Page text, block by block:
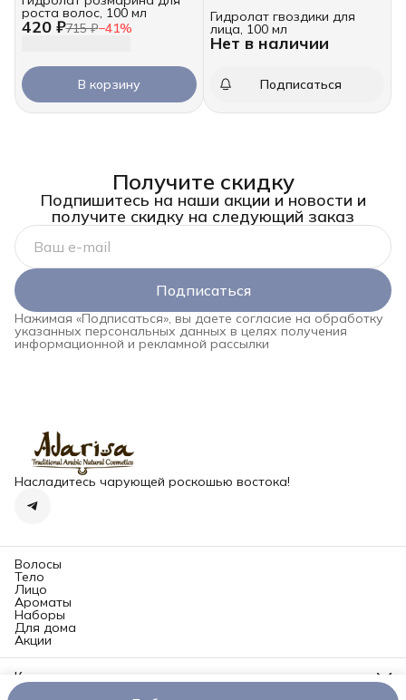
420 ₽715 ₽−41%
роста волос, 100 мл
В корзину
Нет в наличии
Гидролат гвоздики для
лица, 100 мл
Подписаться
Получите скидку
Подпишитесь на наши акции и новости и
получите скидку на следующий заказ
Подписаться
Нажимая «Подписаться», вы даете согласие на обработку
указанных персональных данных в целях получения
информационной и рекламной рассылки
Насладитесь чарующей роскошью востока!
Волосы
Тело
Лицо
Ароматы
Наборы
Для дома
Акции
Контакты